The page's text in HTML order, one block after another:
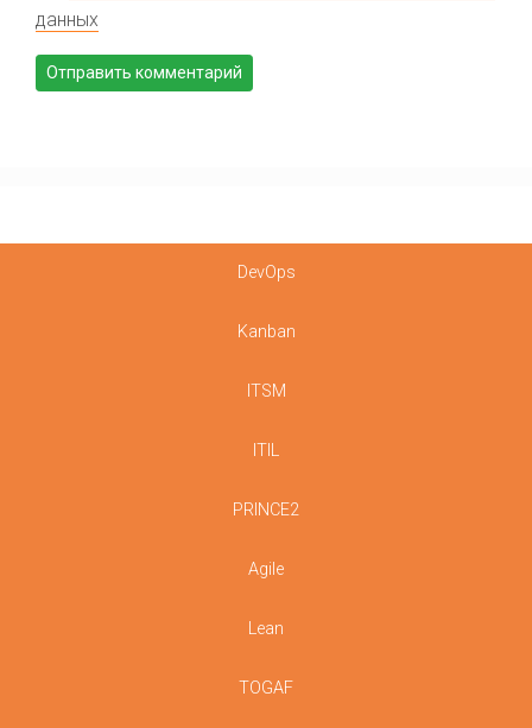
данных
DevOps
Kanban
ITSM
ITIL
PRINCE2
Agile
Lean
TOGAF